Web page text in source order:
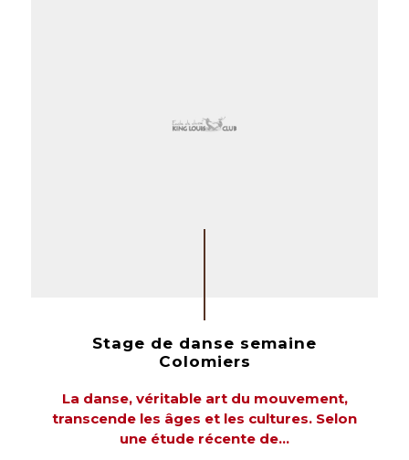
Stage de danse semaine
Colomiers
La danse, véritable art du mouvement,
transcende les âges et les cultures. Selon
une étude récente de...